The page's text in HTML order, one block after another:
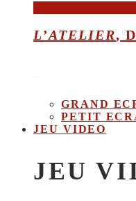
L’ATELIER,
GRAND
PETIT
JEU VIDEO
JEU